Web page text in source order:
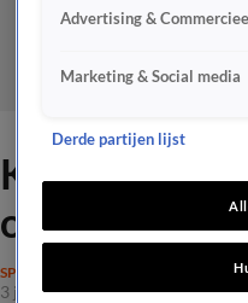
Kijkers
oordeel over
SPRAAKMAKEND
3 juli 2025, 20:34
Advertising & Commercieel
Marketing & Social media
Derde partijen lijst